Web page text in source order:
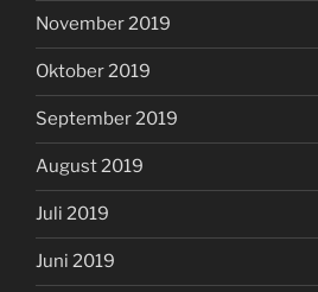
November 2019
Oktober 2019
September 2019
August 2019
Juli 2019
Juni 2019